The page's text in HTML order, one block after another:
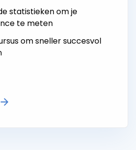
statistieken om je
te meten
om sneller succesvol